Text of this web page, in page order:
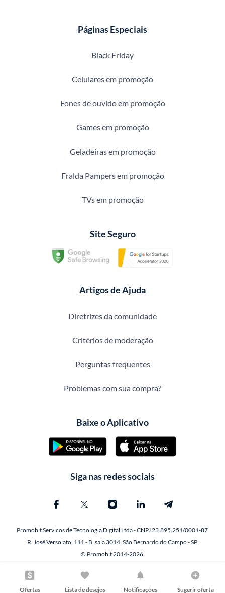
Ofertas Lista de desejos Notificações Sugerir oferta
Páginas Especiais
Black Friday
Celulares em promoção
Fones de ouvido em promoção
Games em promoção
Geladeiras em promoção
Fralda Pampers em promoção
TVs em promoção
Site Seguro
Artigos de Ajuda
Diretrizes da comunidade
Critérios de moderação
Perguntas frequentes
Problemas com sua compra?
Baixe o Aplicativo
Siga nas redes sociais
Promobit Servicos de Tecnologia Digital Ltda - CNPJ 23.895.251/0001-87
R. José Versolato, 111 - B, sala 3014, São Bernardo do Campo - SP
© Promobit 2014-2026